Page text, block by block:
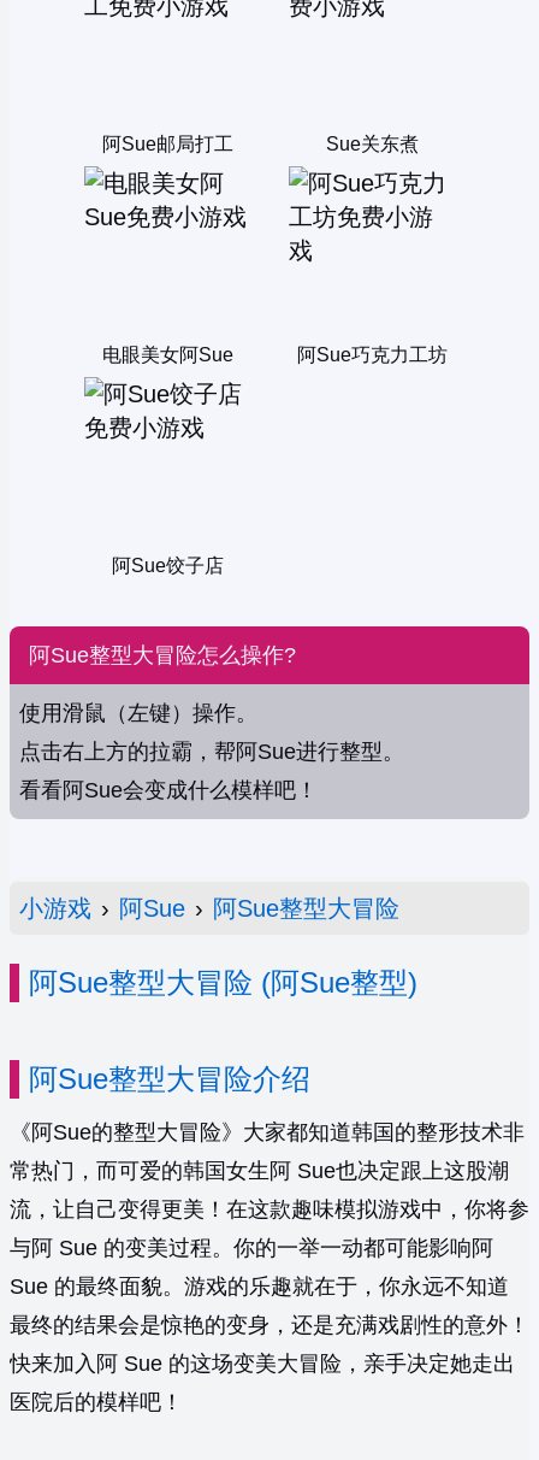
阿Sue邮局打工 Sue关东煮
电眼美女阿Sue 阿Sue巧克力工坊
阿Sue饺子店
阿Sue整型大冒险怎么操作?
使用滑鼠（左键）操作。
点击右上方的拉霸，帮阿Sue进行整型。
看看阿Sue会变成什么模样吧！
小游戏 › 阿Sue › 阿Sue整型大冒险
阿Sue整型大冒险 (阿Sue整型)
阿Sue整型大冒险介绍
《阿Sue的整型大冒险》大家都知道韩国的整形技术非
常热门，而可爱的韩国女生阿 Sue也决定跟上这股潮
流，让自己变得更美！在这款趣味模拟游戏中，你将参
与阿 Sue 的变美过程。你的一举一动都可能影响阿
Sue 的最终面貌。游戏的乐趣就在于，你永远不知道
最终的结果会是惊艳的变身，还是充满戏剧性的意外！
快来加入阿 Sue 的这场变美大冒险，亲手决定她走出
医院后的模样吧！